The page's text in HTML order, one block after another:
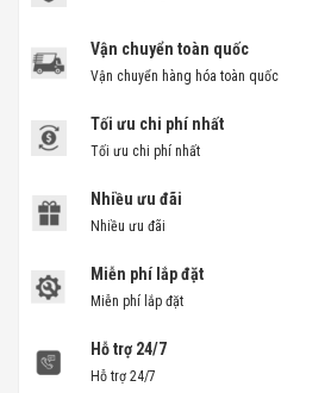
Vận chuyển toàn quốc
Vận chuyển hàng hóa toàn quốc
Tối ưu chi phí nhất
Tối ưu chi phí nhất
Nhiều ưu đãi
Nhiều ưu đãi
Miễn phí lắp đặt
Miễn phí lắp đặt
Hỗ trợ 24/7
Hỗ trợ 24/7